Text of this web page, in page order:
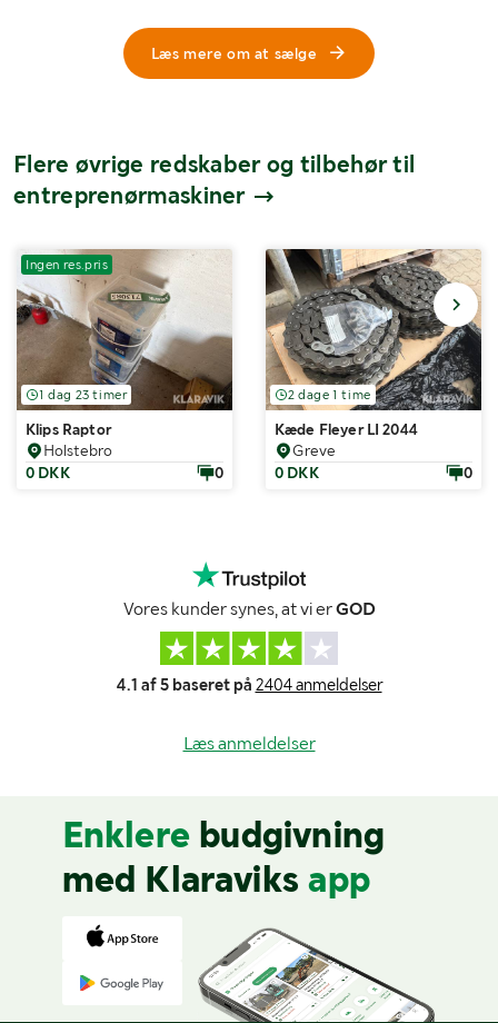
Læs mere om at sælge
Flere øvrige redskaber og tilbehør til
entreprenørmaskiner
Ingen res.pris
1 dag 23 timer
Klips Raptor
Holstebro
0 DKK
0
2 dage 1 time
Kæde Fleyer LI 2044
Greve
0 DKK
0
Vores kunder synes, at vi erGOD
4.1 af 5 baseret på 2404 anmeldelser
Læs anmeldelser
Enklere budgivning
med Klaraviks app